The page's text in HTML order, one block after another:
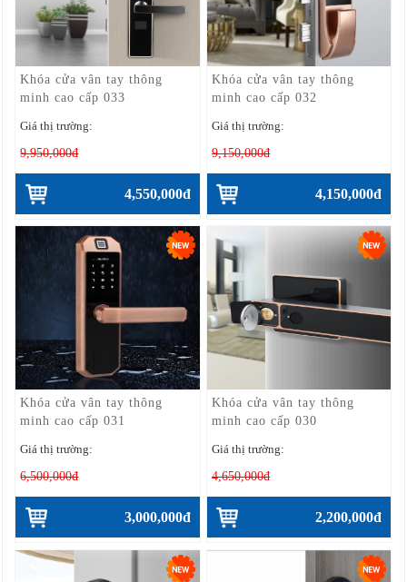
Khóa cửa vân tay thông
minh cao cấp 033
Giá thị trường:
9,950,000đ
4,550,000đ
Khóa cửa vân tay thông
minh cao cấp 032
Giá thị trường:
9,150,000đ
4,150,000đ
Khóa cửa vân tay thông
minh cao cấp 031
Giá thị trường:
6,500,000đ
3,000,000đ
Khóa cửa vân tay thông
minh cao cấp 030
Giá thị trường:
4,650,000đ
2,200,000đ